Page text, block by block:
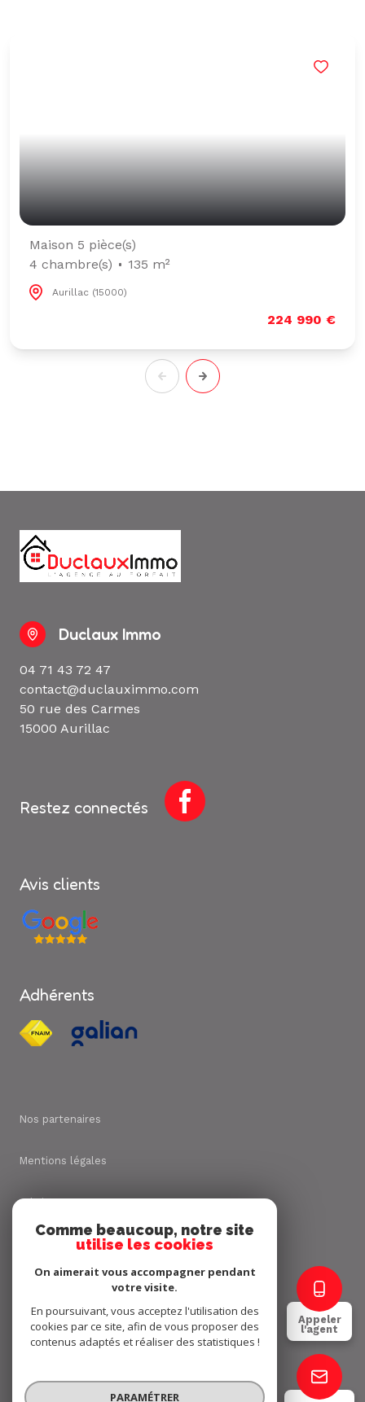
Appeler
l'agent
Maison 5 pièce(s)
4 chambre(s)
135 m²
Aurillac (15000)
224 990 €
Duclaux Immo
04 71 43 72 47
contact@duclauximmo.com
50 rue des Carmes
15000 Aurillac
Restez connectés
Avis clients
Adhérents
Nos partenaires
Mentions légales
Admin
Nos honoraires
Cookies
© 2026 | Tous droits réservés
Comme beaucoup, notre site
utilise les cookies
On aimerait vous accompagner pendant
votre visite.
En poursuivant, vous acceptez l'utilisation des
cookies par ce site, afin de vous proposer des
contenus adaptés et réaliser des statistiques !
PARAMÉTRER